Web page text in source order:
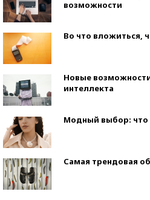
возможности
Во что вложиться,
Новые
интеллекта
Модный выбор: что
Самая трендовая